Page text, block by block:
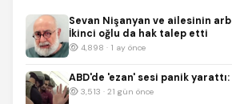
Sevan Nişanyan ve ailesinin
İkinci oğlu da hak talep etti
4,898 · 1 ay önce
ABD'de 'ezan' sesi panik
3,513 · 21 gün önce